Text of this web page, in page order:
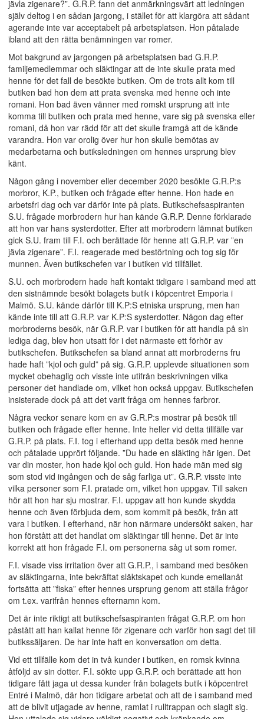
jävla zigenare?”. G.R.P. fann det anmärkningsvärt att ledningen
själv deltog i en sådan jargong, i stället för att klargöra att sådant
agerande inte var acceptabelt på arbetsplatsen. Hon påtalade
ibland att den rätta benämningen var romer.
Mot bakgrund av jargongen på arbetsplatsen bad G.R.P.
familjemedlemmar och släktingar att de inte skulle prata med
henne för det fall de besökte butiken. Om de trots allt kom till
butiken bad hon dem att prata svenska med henne och inte
romani. Hon bad även vänner med romskt ursprung att inte
komma till butiken och prata med henne, vare sig på svenska eller
romani, då hon var rädd för att det skulle framgå att de kände
varandra. Hon var orolig över hur hon skulle bemötas av
medarbetarna och butiksledningen om hennes ursprung blev
känt.
Någon gång i november eller december 2020 besökte G.R.P:s
morbror, K.P., butiken och frågade efter henne. Hon hade en
arbetsfri dag och var därför inte på plats. Butikschefsaspiranten
S.U. frågade morbrodern hur han kände G.R.P. Denne förklarade
att hon var hans systerdotter. Efter att morbrodern lämnat butiken
gick S.U. fram till F.I. och berättade för henne att G.R.P. var ”en
jävla zigenare”. F.I. reagerade med bestörtning och tog sig för
munnen. Även butikschefen var i butiken vid tillfället.
S.U. och morbrodern hade haft kontakt tidigare i samband med att
den sistnämnde besökt bolagets butik i köpcentret Emporia i
Malmö. S.U. kände därför till K.P:S etniska ursprung, men han
kände inte till att G.R.P. var K.P:S systerdotter. Någon dag efter
morbroderns besök, när G.R.P. var i butiken för att handla på sin
lediga dag, blev hon utsatt för i det närmaste ett förhör av
butikschefen. Butikschefen sa bland annat att morbroderns fru
hade haft ”kjol och guld” på sig. G.R.P. upplevde situationen som
mycket obehaglig och visste inte utifrån beskrivningen vilka
personer det handlade om, vilket hon också uppgav. Butikschefen
insisterade dock på att det varit fråga om hennes farbror.
Några veckor senare kom en av G.R.P:s mostrar på besök till
butiken och frågade efter henne. Inte heller vid detta tillfälle var
G.R.P. på plats. F.I. tog i efterhand upp detta besök med henne
och påtalade upprört följande. ”Du hade en släkting här igen. Det
var din moster, hon hade kjol och guld. Hon hade män med sig
som stod vid ingången och de såg farliga ut”. G.R.P. visste inte
vilka personer som F.I. pratade om, vilket hon uppgav. Till saken
hör att hon har sju mostrar. F.I. uppgav att hon kunde skydda
henne och även förbjuda dem, som kommit på besök, från att
vara i butiken. I efterhand, när hon närmare undersökt saken, har
hon förstått att det handlat om släktingar till henne. Det är inte
korrekt att hon frågade F.I. om personerna såg ut som romer.
F.I. visade viss irritation över att G.R.P., i samband med besöken
av släktingarna, inte bekräftat släktskapet och kunde emellanåt
fortsätta att ”fiska” efter hennes ursprung genom att ställa frågor
om t.ex. varifrån hennes efternamn kom.
Det är inte riktigt att butikschefsaspiranten frågat G.R.P. om hon
påstått att han kallat henne för zigenare och varför hon sagt det till
butikssäljaren. De har inte haft en konversation om detta.
Vid ett tillfälle kom det in två kunder i butiken, en romsk kvinna
åtföljd av sin dotter. F.I. sökte upp G.R.P. och berättade att hon
tidigare fått jaga ut dessa kunder från bolagets butik i köpcentret
Entré i Malmö, där hon tidigare arbetat och att de i samband med
att de blivit utjagade av henne, ramlat i rulltrappan och slagit sig.